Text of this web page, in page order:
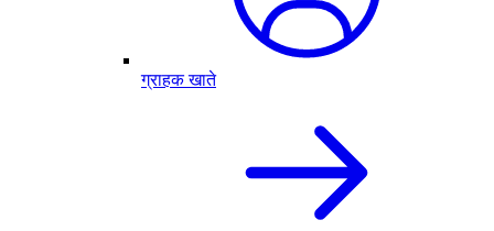
ग्राहक खाते